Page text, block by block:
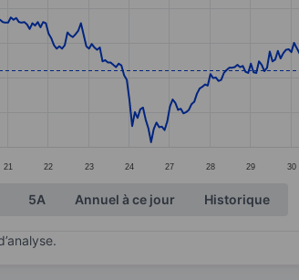
24.08 to 26.62.
21 22 23 24 27 28 29 30
5A Annuel à ce jour Historique